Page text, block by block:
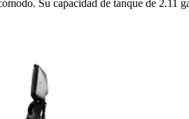
Su capacidad de tanque de